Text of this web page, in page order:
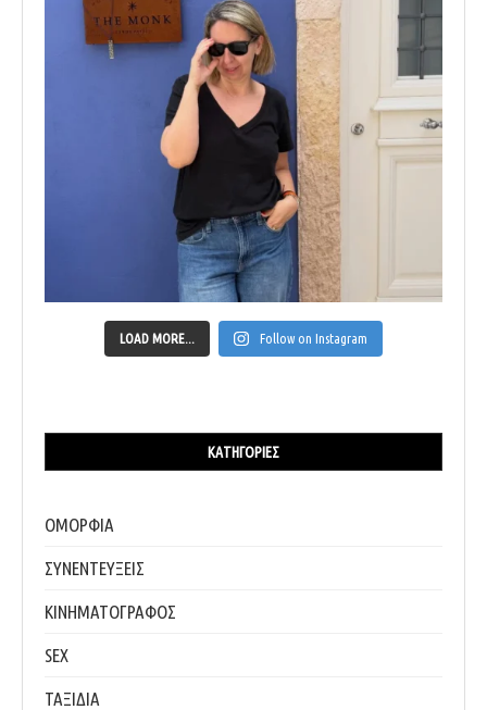
LOAD MORE... Follow on Instagram
ΚΑΤΗΓΟΡΊΕΣ
ΟΜΟΡΦΙΑ
ΣΥΝΕΝΤΕΥΞΕΙΣ
ΚΙΝΗΜΑΤΟΓΡΑΦΟΣ
SEX
ΤΑΞΙΔΙΑ